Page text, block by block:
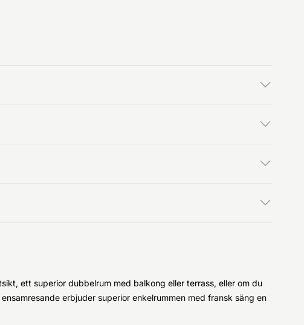
ett superior dubbelrum med balkong eller terrass, eller om du
erbjuder superior enkelrummen med fransk säng en